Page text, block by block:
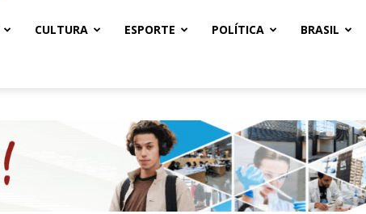
CULTURA ESPORTE POLÍTICA BRASIL